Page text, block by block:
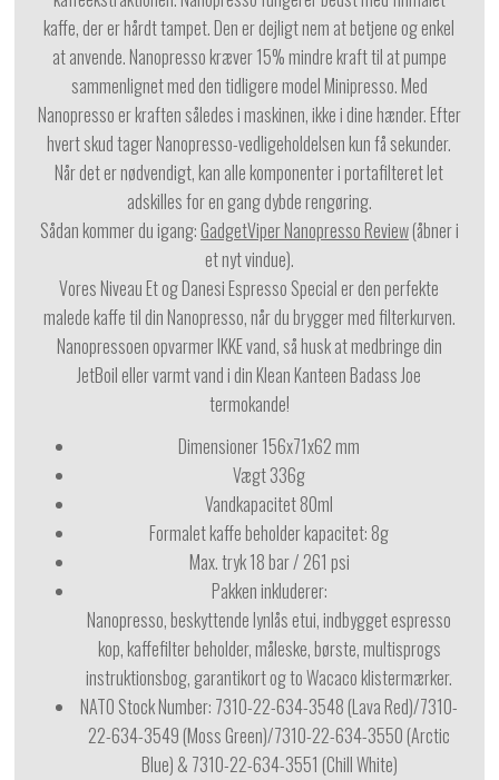
kaffe, der er hårdt tampet. Den er dejligt nem at betjene og enkel
at anvende. Nanopresso kræver 15% mindre kraft til at pumpe
sammenlignet med den tidligere model Minipresso. Med
Nanopresso er kraften således i maskinen, ikke i dine hænder. Efter
hvert skud tager Nanopresso-vedligeholdelsen kun få sekunder.
Når det er nødvendigt, kan alle komponenter i portafilteret let
adskilles for en gang dybde rengøring.
Sådan kommer du igang:GadgetViper Nanopresso Review(åbner i
et nyt vindue).
Vores Niveau Et og Danesi Espresso Special er den perfekte
malede kaffe til din Nanopresso, når du brygger med filterkurven.
Nanopressoen opvarmer IKKE vand, så husk at medbringe din
JetBoil eller varmt vand i din Klean Kanteen Badass Joe
termokande!
Dimensioner 156x71x62 mm
Vægt 336g
Vandkapacitet 80ml
Formalet kaffe beholder kapacitet: 8g
Max. tryk 18 bar / 261 psi
Pakken inkluderer:
Nanopresso, beskyttende lynlås etui, indbygget espresso
kop, kaffefilter beholder, måleske, børste, multisprogs
instruktionsbog, garantikort og to Wacaco klistermærker.
NATO Stock Number: 7310-22-634-3548 (Lava Red)/7310-
22-634-3549 (Moss Green)/7310-22-634-3550 (Arctic
Blue) & 7310-22-634-3551 (Chill White)